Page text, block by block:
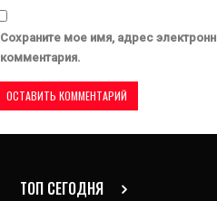
Сохраните мое имя, адрес
комментария.
ТОП СЕГОДНЯ